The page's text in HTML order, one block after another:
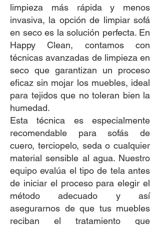
limpieza más rápida y menos
invasiva, la opción de limpiar sofá
en seco es la solución perfecta. En
Happy Clean, contamos con
técnicas avanzadas de limpieza en
seco que garantizan un proceso
eficaz sin mojar los muebles, ideal
para tejidos que no toleran bien la
humedad.
Esta técnica es especialmente
recomendable para sofás de
cuero, terciopelo, seda o cualquier
material sensible al agua. Nuestro
equipo evalúa el tipo de tela antes
de iniciar el proceso para elegir el
método adecuado y así
asegurarnos de que tus muebles
reciban el tratamiento que